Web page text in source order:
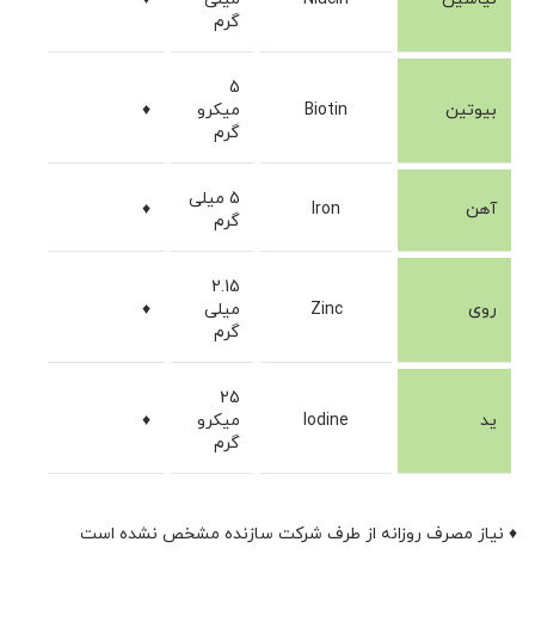
گرم
بیوتین Biotin
5
میکرو
گرم
♦
آهن Iron
5 میلی
گرم
♦
روی Zinc
2.15
میلی
گرم
♦
ید Iodine
25
میکرو
گرم
♦
♦ نیاز مصرف روزانه از طرف شرکت سازنده مشخص نشده است